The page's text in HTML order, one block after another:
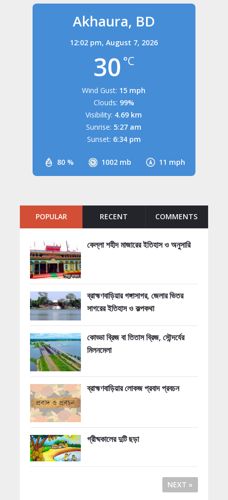
Akhaura, BD
12:02 pm,August 7, 2026
30 °C
80 % 1002 mb 11 mph
Wind Gust: 15 mph
Clouds: 99%
Visibility: 4.69 km
Sunrise: 5:27 am
Sunset: 6:34 pm
POPULAR RECENT COMMENTS
কেল্লা শহীদ মাজারের ইতিহাস ও অনুসারি
ব্রাহ্মণবাড়িয়ার গঙ্গাসাগর, জেলার ভিতর
সাগরের ইতিহাস ও কল্পকথা
কোড্ডা ব্রিজ বা তিতাস ব্রিজ, সৌন্দর্যের
মিলনমেলা
ব্রাহ্মণবাড়িয়ার লোকজ প্রবাদ প্রবচন
গ্রীষ্মকালের দুটি ছড়া
NEXT »